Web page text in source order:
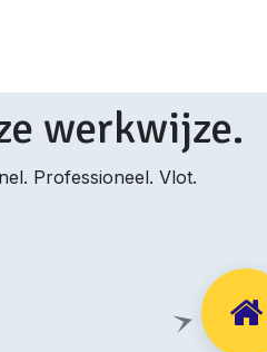
werkwijze.
Professioneel. Vlot.